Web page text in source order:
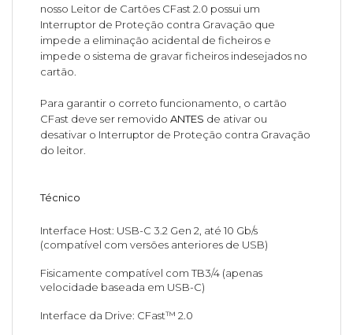
nosso Leitor de Cartões CFast 2.0 possui um
Interruptor de Proteção contra Gravação que
impede a eliminação acidental de ficheiros e
impede o sistema de gravar ficheiros indesejados no
cartão.
Para garantir o correto funcionamento, o cartão
CFast deve ser removidoANTES de ativar ou
desativar o Interruptor de Proteção contra Gravação
do leitor.
Técnico
Interface Host: USB-C 3.2 Gen 2, até 10 Gb/s
(compatível com versões anteriores de USB)
Fisicamente compatível com TB3/4 (apenas
velocidade baseada em USB-C)
Interface da Drive: CFast™ 2.0